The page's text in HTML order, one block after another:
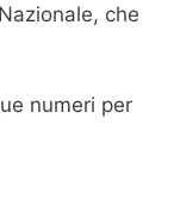
che
numeri per